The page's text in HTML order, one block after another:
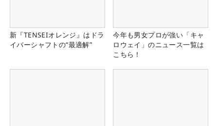
新『TENSEIオレンジ』はドラ
イバーシャフトの“最適解”
今年も男女プロが強い「キャ
ロウェイ」のニュース一覧は
こちら！